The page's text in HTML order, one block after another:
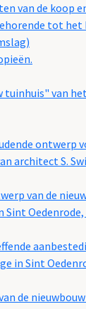
van de koop
tot het
tuinhuis" van
ontwerp
architect S.
van de
Sint
in Sint
de